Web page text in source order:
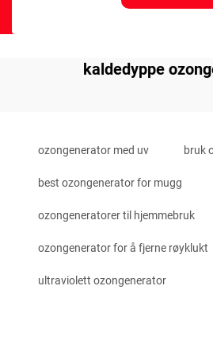
kaldedyppe
ozongenerator med uv bruk
best ozongenerator for mugg
ozongeneratorer til hjemmebruk
ozongenerator for å fjerne røyklukt
ultraviolett ozongenerator